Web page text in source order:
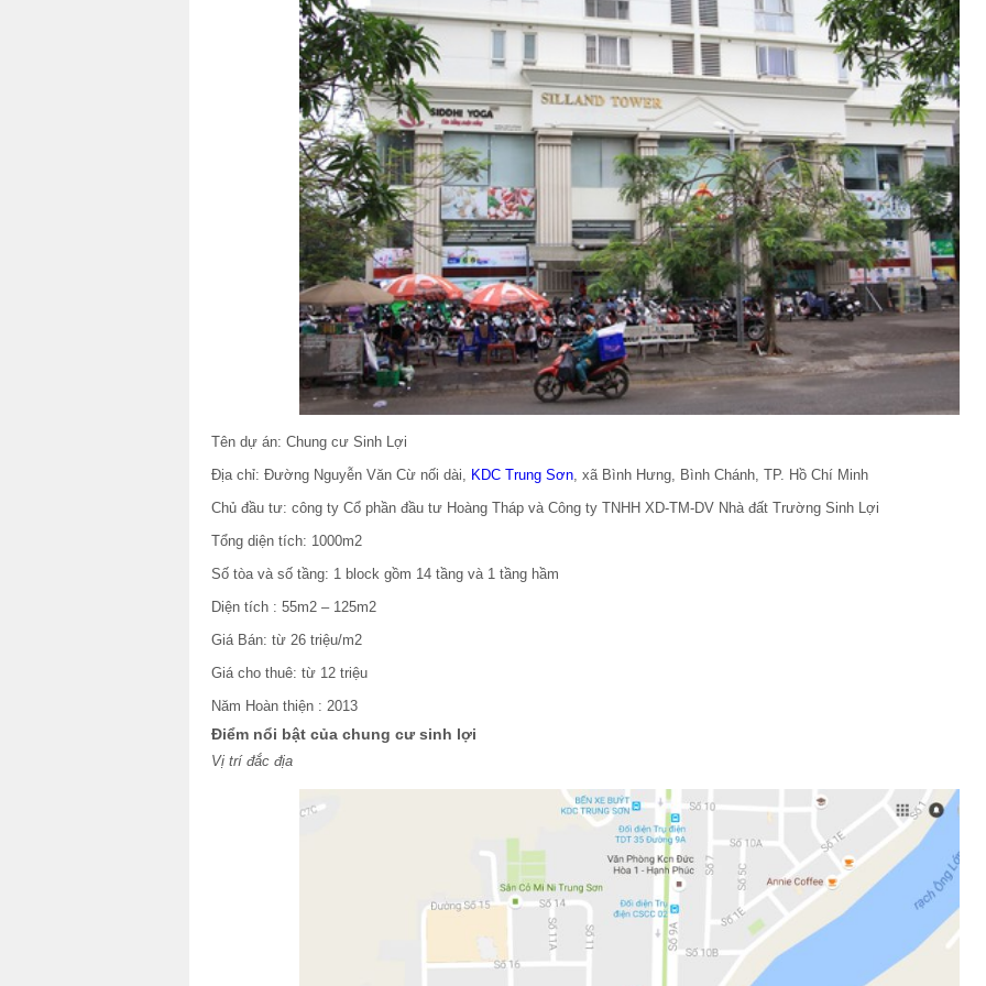
Tên dự án: Chung cư Sinh Lợi
Địa chỉ: Đường Nguyễn Văn Cừ nối dài,
KDC Trung Sơn , xã Bình Hưng, Bình Chánh, TP. Hồ Chí Minh
Chủ đầu tư: công ty Cổ phần đầu tư Hoàng Tháp và Công ty TNHH XD-TM-DV Nhà đất Trường Sinh Lợi
Tổng diện tích: 1000m2
Số tòa và số tầng: 1 block gồm 14 tầng và 1 tầng hầm
Diện tích : 55m2 – 125m2
Giá Bán: từ 26 triệu/m2
Giá cho thuê: từ 12 triệu
Năm Hoàn thiện : 2013
Điểm nổi bật của chung cư sinh lợi
Vị trí đắc địa